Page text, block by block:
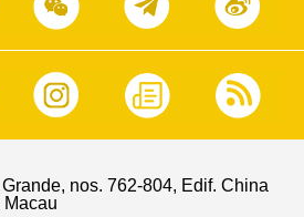
nos. 762-804, Edif. China
Macau